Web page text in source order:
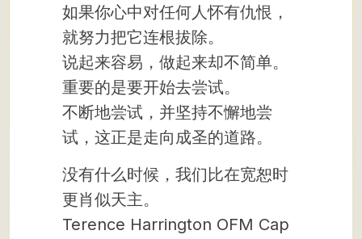
如果你心中对任何人怀有仇恨，
就努力把它连根拔除。
说起来容易，做起来却不简单。
重要的是要开始去尝试。
不断地尝试，并坚持不懈地尝
试，这正是走向成圣的道路。
没有什么时候，我们比在宽恕时
更肖似天主。
Terence Harrington OFM Cap